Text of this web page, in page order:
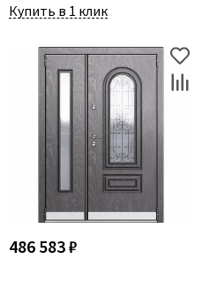
Купить в 1 клик
486 583 ₽